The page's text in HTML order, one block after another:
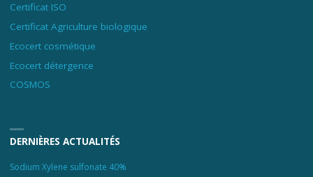
Certificat ISO
Certificat Agriculture biologique
Ecocert cosmétique
Ecocert détergence
COSMOS
DERNIÈRES ACTUALITÉS
Sodium Xylene sulfonate 40%